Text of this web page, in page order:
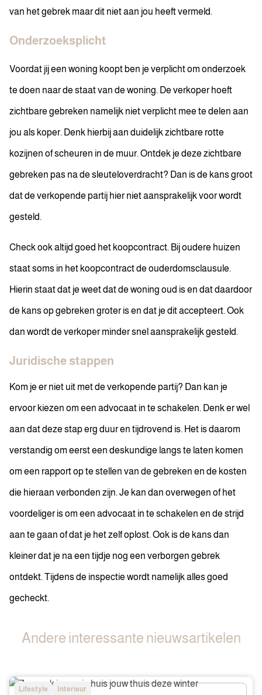
van het gebrek maar dit niet aan jou heeft vermeld.
Onderzoeksplicht
Voordat jij een woning koopt ben je verplicht om onderzoek
te doen naar de staat van de woning. De verkoper hoeft
zichtbare gebreken namelijk niet verplicht mee te delen aan
jou als koper. Denk hierbij aan duidelijk zichtbare rotte
kozijnen of scheuren in de muur. Ontdek je deze zichtbare
gebreken pas na de sleuteloverdracht? Dan is de kans groot
dat de verkopende partij hier niet aansprakelijk voor wordt
gesteld.
Check ook altijd goed het koopcontract. Bij oudere huizen
staat soms in het koopcontract de ouderdomsclausule.
Hierin staat dat je weet dat de woning oud is en dat daardoor
de kans op gebreken groter is en dat je dit accepteert. Ook
dan wordt de verkoper minder snel aansprakelijk gesteld.
Juridische stappen
Kom je er niet uit met de verkopende partij? Dan kan je
ervoor kiezen om een advocaat in te schakelen. Denk er wel
aan dat deze stap erg duur en tijdrovend is. Het is daarom
verstandig om eerst een deskundige langs te laten komen
om een rapport op te stellen van de gebreken en de kosten
die hieraan verbonden zijn. Je kan dan overwegen of het
voordeliger is om een advocaat in te schakelen en de strijd
aan te gaan of dat je het zelf oplost. Ook is de kans dan
kleiner dat je na een tijdje nog een verborgen gebrek
ontdekt. Tijdens de inspectie wordt namelijk alles goed
gecheckt.
Andere interessante nieuwsartikelen
Zo
Lifestyle Interieur